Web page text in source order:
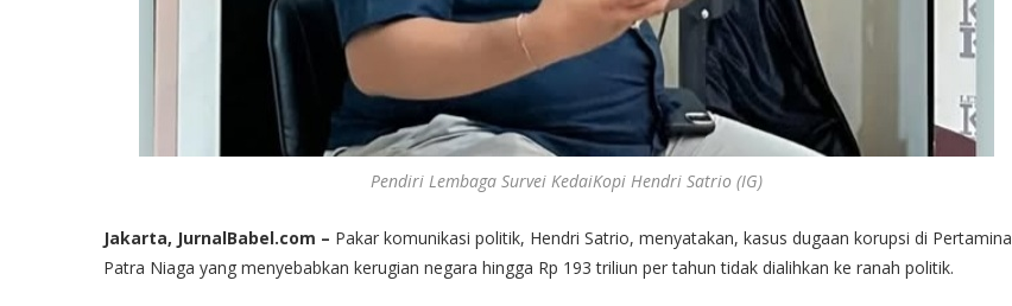
Pendiri Lembaga Survei KedaiKopi Hendri Satrio (IG)
Jakarta, JurnalBabel.com – Pakar komunikasi politik, Hendri Satrio, menyatakan, kasus dugaan korupsi di Pertamina
Patra Niaga yang menyebabkan kerugian negara hingga Rp 193 triliun per tahun tidak dialihkan ke ranah politik.